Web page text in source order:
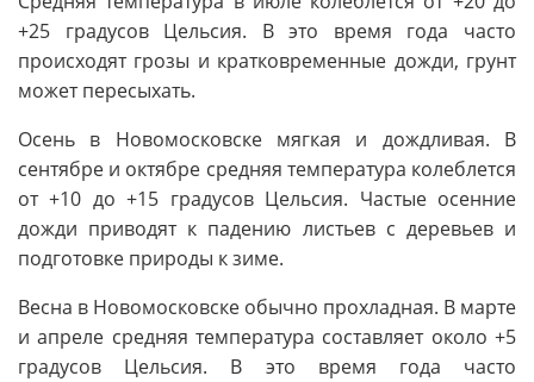
+25 градусов Цельсия. В это время года часто
происходят грозы и кратковременные дожди, грунт
может пересыхать.
Осень в Новомосковске мягкая и дождливая. В
сентябре и октябре средняя температура колеблется
от +10 до +15 градусов Цельсия. Частые осенние
дожди приводят к падению листьев с деревьев и
подготовке природы к зиме.
Весна в Новомосковске обычно прохладная. В марте
и апреле средняя температура составляет около +5
градусов Цельсия. В это время года часто